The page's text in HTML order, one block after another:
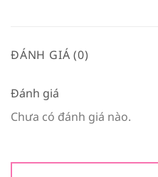
ĐÁNH GIÁ (0)
Đánh giá
Chưa có đánh giá nào.